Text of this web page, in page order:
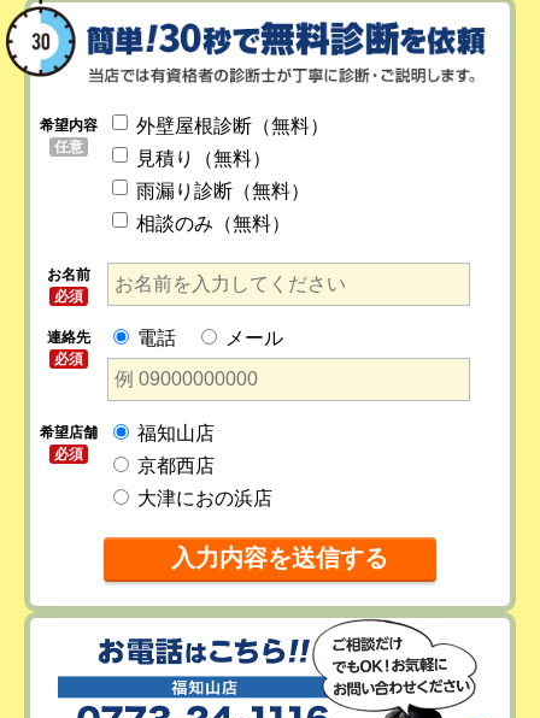
希望内容
任意
外壁屋根診断（無料）
見積り（無料）
雨漏り診断（無料）
相談のみ（無料）
お名前
必須
連絡先
必須
電話 メール
希望店舗
必須
福知山店
京都西店
大津におの浜店